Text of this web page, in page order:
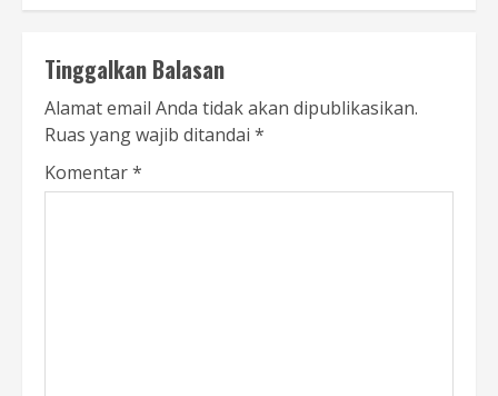
Tinggalkan Balasan
Alamat email Anda tidak akan dipublikasikan.
Ruas yang wajib ditandai *
Komentar*